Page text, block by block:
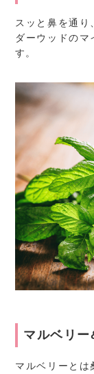
スッと鼻を通り
ダーウッドのマ
す。
マルベリ
マルベリーとは